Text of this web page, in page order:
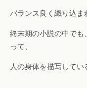
バランス良く織り込ま
終末期の小説の中で
って、
人の身体を描写してい